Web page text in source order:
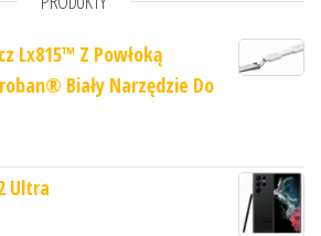
Lx815™ Z Powłoką
Biały Narzędzie Do
Ultra